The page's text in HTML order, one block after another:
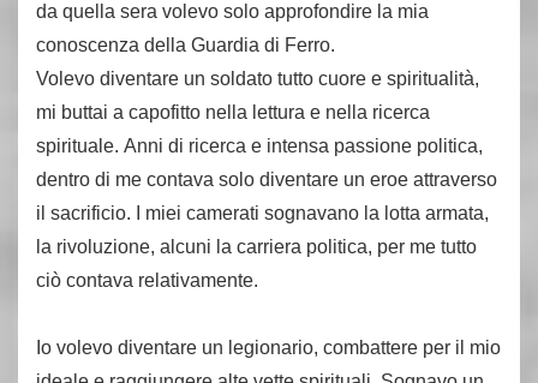
da quella sera volevo solo approfondire la mia
conoscenza della Guardia di Ferro.
Volevo diventare un soldato tutto cuore e spiritualità,
mi buttai a capofitto nella lettura e nella ricerca
spirituale. Anni di ricerca e intensa passione politica,
dentro di me contava solo diventare un eroe attraverso
il sacrificio. I miei camerati sognavano la lotta armata,
la rivoluzione, alcuni la carriera politica, per me tutto
ciò contava relativamente.
Io volevo diventare un legionario, combattere per il mio